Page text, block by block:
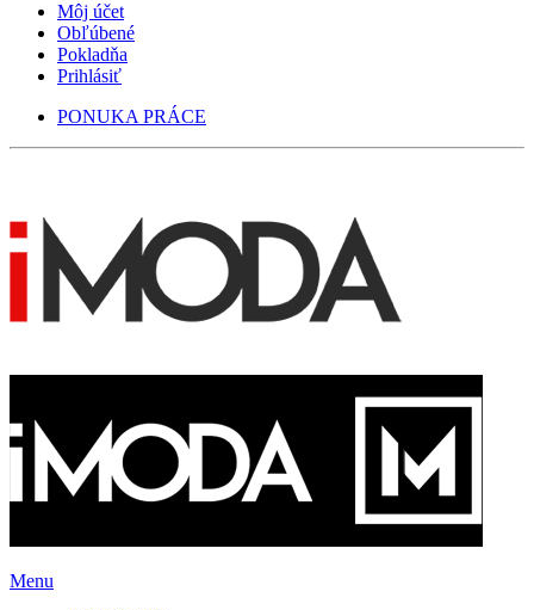
Môj účet
Obľúbené
Pokladňa
Prihlásiť
PONUKA PRÁCE
Menu